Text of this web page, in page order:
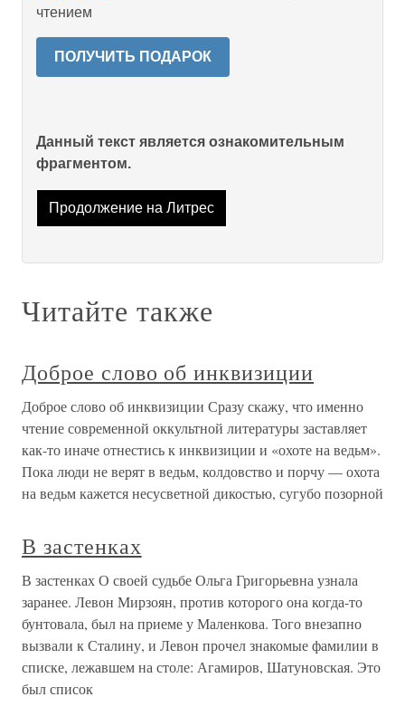
чтением
ПОЛУЧИТЬ ПОДАРОК
Данный текст является ознакомительным
фрагментом.
Продолжение на Литрес
Читайте также
Доброе слово об инквизиции
Доброе слово об инквизиции Сразу скажу, что именно
чтение современной оккультной литературы заставляет
как-то иначе отнестись к инквизиции и «охоте на ведьм».
Пока люди не верят в ведьм, колдовство и порчу — охота
на ведьм кажется несусветной дикостью, сугубо позорной
В застенках
В застенках О своей судьбе Ольга Григорьевна узнала
заранее. Левон Мирзоян, против которого она когда-то
бунтовала, был на приеме у Маленкова. Того внезапно
вызвали к Сталину, и Левон прочел знакомые фамилии в
списке, лежавшем на столе: Агамиров, Шатуновская. Это
был список